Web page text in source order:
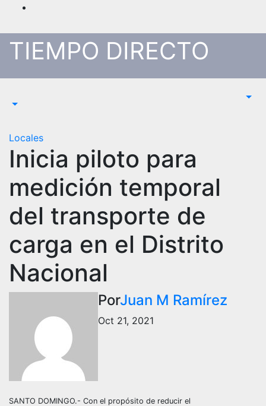
Saltar
contenido
TIEMPO DIRECTO
Locales
Inicia piloto para
medición temporal
del transporte de
carga en el Distrito
Nacional
PorJuan M Ramírez
Oct 21, 2021
SANTO DOMINGO.- Con el propósito de reducir el